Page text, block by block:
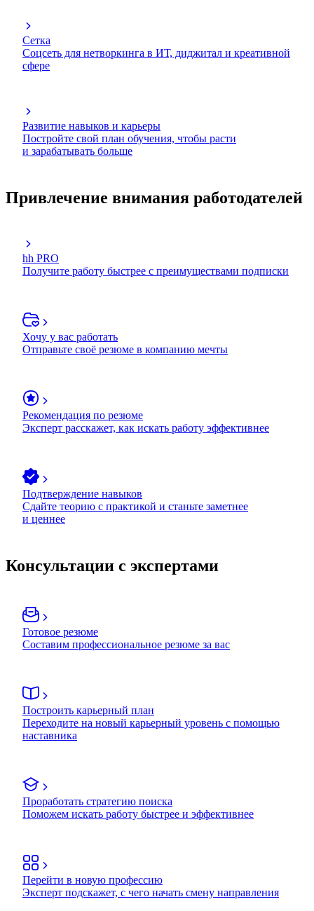
Сетка
Соцсеть для нетворкинга в ИТ, диджитал и креативной
сфере
Развитие навыков и карьеры
Постройте свой план обучения, чтобы расти
и зарабатывать больше
Привлечение внимания работодателей
hh PRO
Получите работу быстрее с преимуществами подписки
Хочу у вас работать
Отправьте своё резюме в компанию мечты
Рекомендация по резюме
Эксперт расскажет, как искать работу эффективнее
Подтверждение навыков
Сдайте теорию с практикой и станьте заметнее
и ценнее
Консультации с экспертами
Готовое резюме
Составим профессиональное резюме за вас
Построить карьерный план
Переходите на новый карьерный уровень с помощью
наставника
Проработать стратегию поиска
Поможем искать работу быстрее и эффективнее
Перейти в новую профессию
Эксперт подскажет, с чего начать смену направления